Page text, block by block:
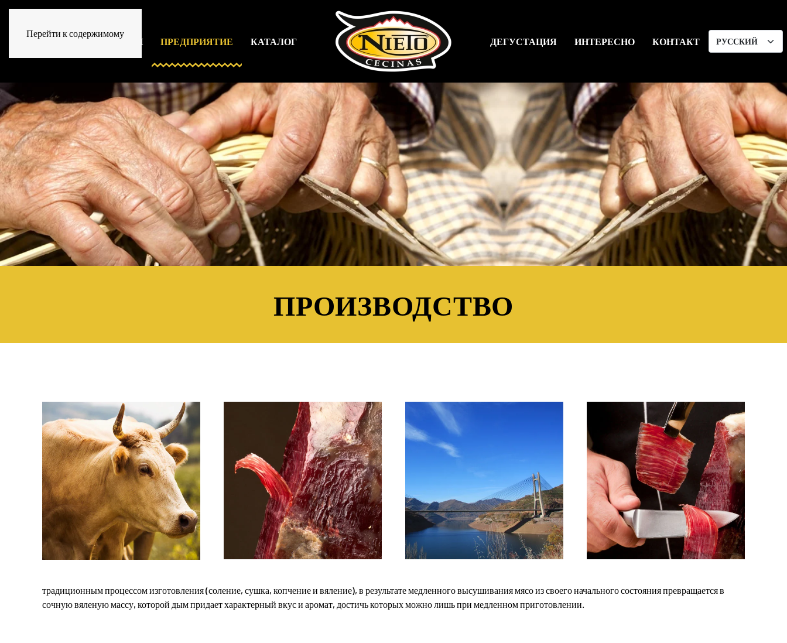
Перейти к содержимому
HOME СЕСИНА ДЕ ЛЕОН ПРЕДПРИЯТИЕ КАТАЛОГ ДЕГУСТАЦИЯ ИНТЕРЕСНО КОНТАКТ
Выбрать
ПРОИЗВОДСТВО
традиционным процессом изготовления (соление, сушка, копчение и вяление), в результате медленного высушивания мясо из своего начального состояния превращается в
сочную вяленую массу, которой дым придает характерный вкус и аромат, достичь которых можно лишь при медленном приготовлении.